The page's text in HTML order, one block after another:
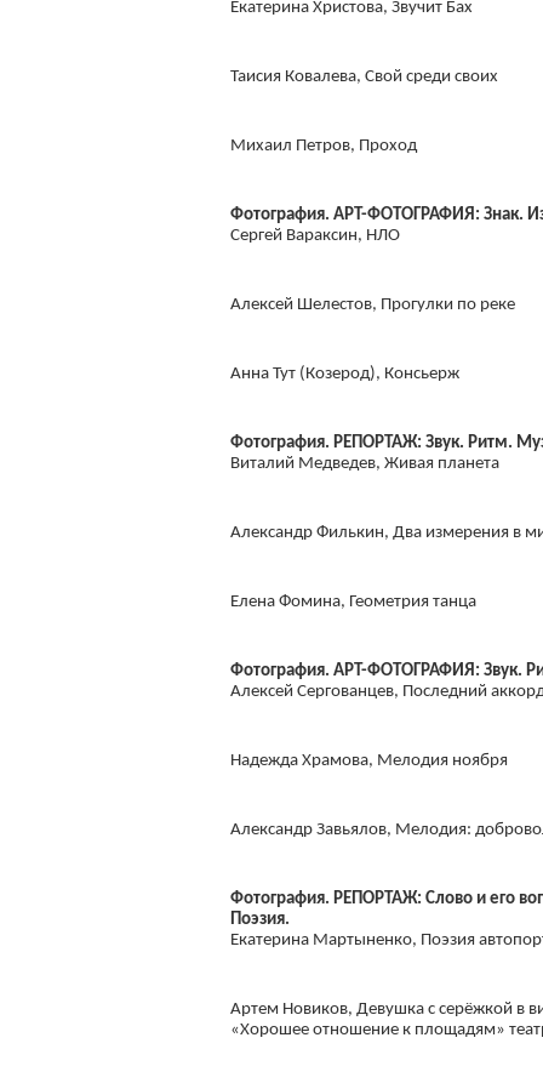
Екатерина Христова, Звучит Бах
Таисия Ковалева, Свой среди своих
Михаил Петров, Проход
Фотография. АРТ-ФОТОГРАФИЯ: Знак.
Сергей Вараксин, НЛО
Алексей Шелестов, Прогулки по реке
Анна Тут (Козерод), Консьерж
Фотография. РЕПОРТАЖ: Звук. Ритм.
Виталий Медведев, Живая планета
Александр Филькин, Два измерения в
Елена Фомина, Геометрия танца
Фотография. АРТ-ФОТОГРАФИЯ: Звук.
Алексей Сергованцев, Последний
Надежда Храмова, Мелодия ноября
Александр Завьялов, Мелодия:
Фотография. РЕПОРТАЖ: Слово и его
Поэзия.
Екатерина Мартыненко, Поэзия
Артем Новиков, Девушка с серёжкой в
«Хорошее отношение к площадям»